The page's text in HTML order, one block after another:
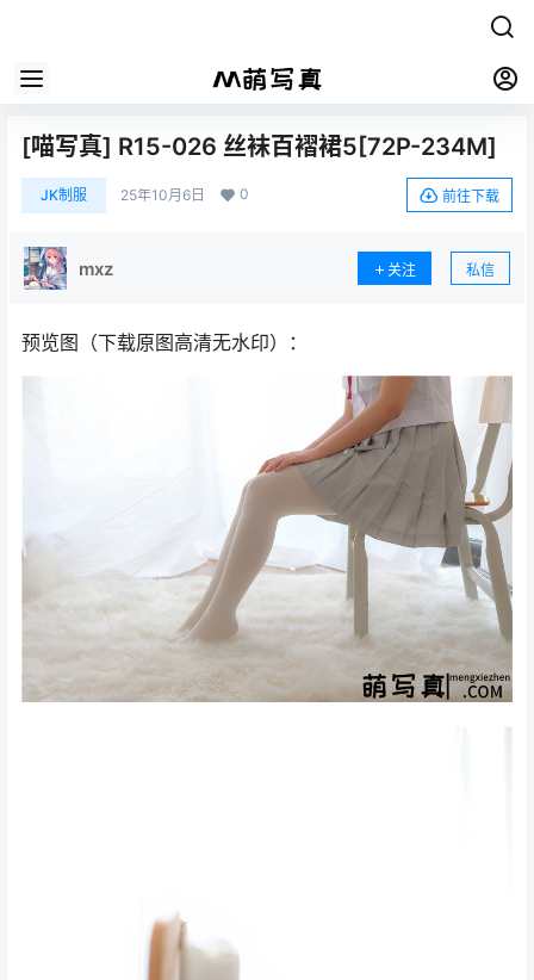
[喵写真] R15-026 丝袜百褶裙5[72P-234M]
JK制服 25年10月6日 0 前往下载
mxz 关注 私信
预览图（下载原图高清无水印）：